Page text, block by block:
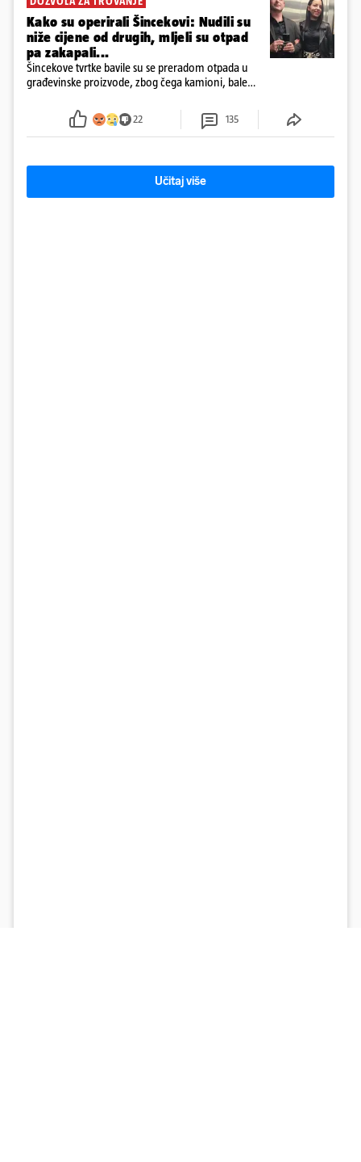
Kako su operirali Šincekovi: Nudili su
niže cijene od drugih, mljeli su otpad
pa zakapali...
Šincekove tvrtke bavile su se preradom otpada u
građevinske proizvode, zbog čega kamioni, bale
22 135
Učitaj više